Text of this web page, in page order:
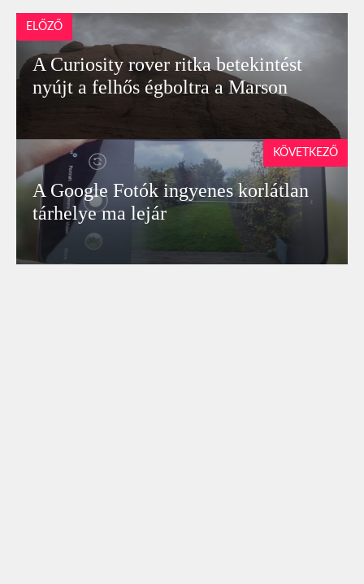
ELŐZŐ
A Curiosity rover ritka betekintést
nyújt a felhős égboltra a Marson
A Google Fotók ingyenes korlátlan
tárhelye ma lejár
KÖVETKEZŐ